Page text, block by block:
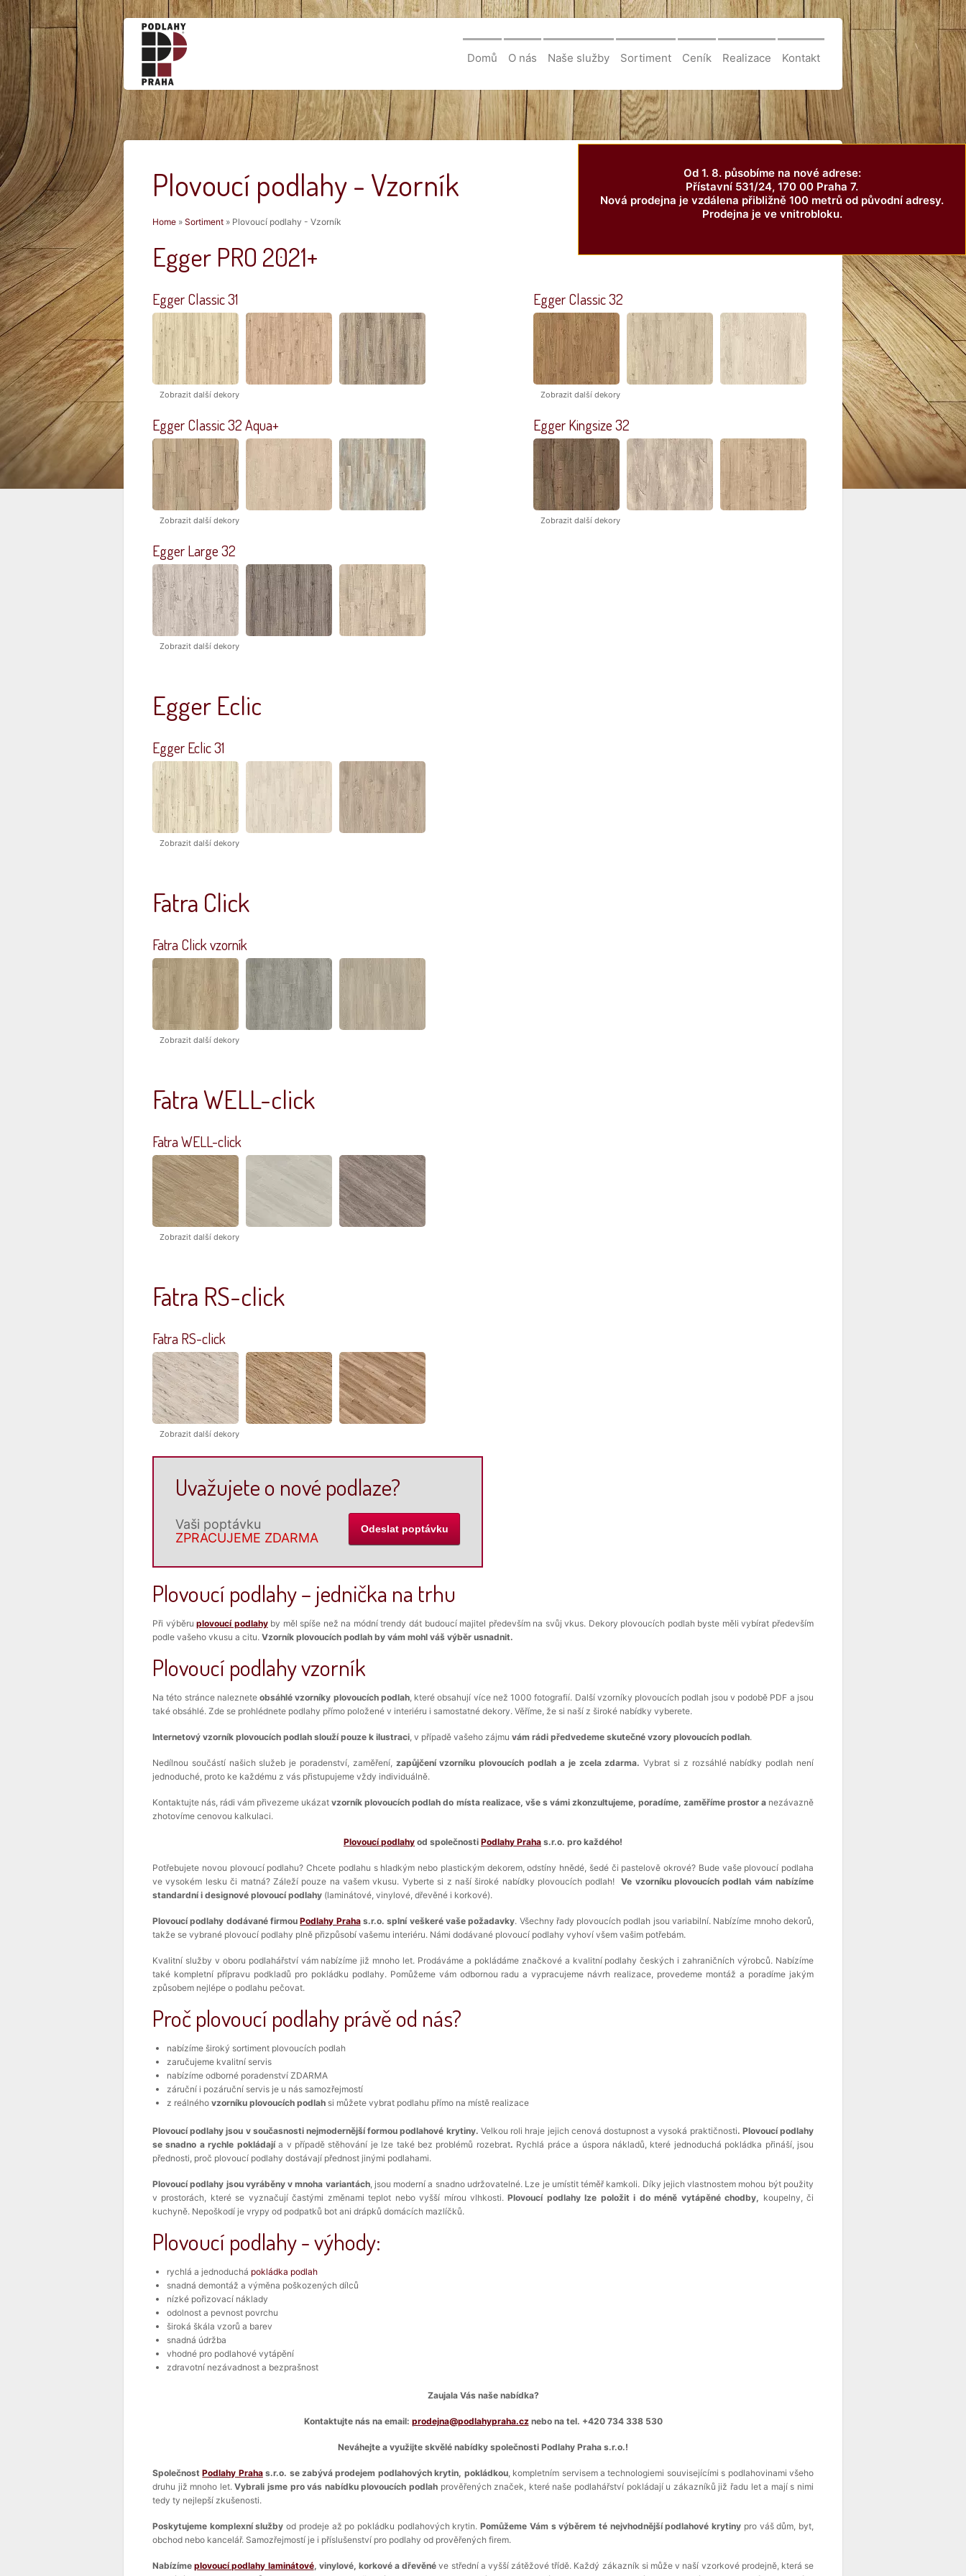
Domů O nás Naše služby Sortiment Ceník Realizace Kontakt
Od 1. 8. působíme na nové adrese:
Přístavní 531/24, 170 00 Praha 7.
Nová prodejna je vzdálena přibližně 100 metrů od původní adresy.
Prodejna je ve vnitrobloku.
Plovoucí podlahy - Vzorník
Jste zde
Home » Sortiment » Plovoucí podlahy - Vzorník
Egger PRO 2021+
Egger Classic 31
Zobrazit další dekory
Egger Classic 32
Zobrazit další dekory
Egger Classic 32 Aqua+
Zobrazit další dekory
Egger Kingsize 32
Zobrazit další dekory
Egger Large 32
Zobrazit další dekory
Egger Eclic
Egger Eclic 31
Zobrazit další dekory
Fatra Click
Fatra Click vzorník
Zobrazit další dekory
Fatra WELL-click
Fatra WELL-click
Zobrazit další dekory
Fatra RS-click
Fatra RS-click
Zobrazit další dekory
Uvažujete o nové podlaze?
Vaši poptávku
ZPRACUJEME ZDARMA
Plovoucí podlahy – jednička na trhu
Při výběruplovoucí podlahyby měl spíše než na módní trendy dát budoucí majitel především na svůj vkus. Dekory plovoucích podlah byste měli vybírat především
podle vašeho vkusu a citu. Vzorník plovoucích podlah by vám mohl váš výběr usnadnit.
Plovoucí podlahy vzorník
Na této stránce nalezneteobsáhlé vzorníky plovoucích podlah, které obsahují více než 1000 fotografií. Další vzorníky plovoucích podlah jsou v podobě PDF a jsou
také obsáhlé. Zde se prohlédnete podlahy přímo položené v interiéru i samostatné dekory. Věříme, že si naší z široké nabídky vyberete.
Internetový vzorník plovoucích podlah slouží pouze k ilustraci, v případě vašeho zájmu vám rádi předvedeme skutečné vzory plovoucích podlah.
Nedílnou součástí našich služeb je poradenství, zaměření,zapůjčení vzorníku plovoucích podlah a je zcela zdarma. Vybrat si z rozsáhlé nabídky podlah není
jednoduché, proto ke každému z vás přistupujeme vždy individuálně.
Kontaktujte nás, rádi vám přivezeme ukázatvzorník plovoucích podlah do místa realizace, vše s vámi zkonzultujeme, poradíme, zaměříme prostor a nezávazně
zhotovíme cenovou kalkulaci.
Plovoucí podlahy od společnosti Podlahy Praha s.r.o. pro každého!
Potřebujete novou plovoucí podlahu? Chcete podlahu s hladkým nebo plastickým dekorem, odstíny hnědé, šedé či pastelově okrové? Bude vaše plovoucí podlaha
ve vysokém lesku či matná? Záleží pouze na vašem vkusu. Vyberte si z naší široké nabídky plovoucích podlah!Ve vzorníku plovoucích podlah vám nabízíme
standardní i designové plovoucí podlahy (laminátové, vinylové, dřevěné i korkové).
Plovoucí podlahy dodávané firmouPodlahy Prahas.r.o. splní veškeré vaše požadavky. Všechny řady plovoucích podlah jsou variabilní. Nabízíme mnoho dekorů,
takže se vybrané plovoucí podlahy plně přizpůsobí vašemu interiéru. Námi dodávané plovoucí podlahy vyhoví všem vašim potřebám.
Kvalitní služby v oboru podlahářství vám nabízíme již mnoho let. Prodáváme a pokládáme značkové a kvalitní podlahy českých i zahraničních výrobců. Nabízíme
také kompletní přípravu podkladů pro pokládku podlahy. Pomůžeme vám odbornou radu a vypracujeme návrh realizace, provedeme montáž a poradíme jakým
způsobem nejlépe o podlahu pečovat.
Proč plovoucí podlahy právě od nás?
nabízíme široký sortiment plovoucích podlah
zaručujeme kvalitní servis
nabízíme odborné poradenství ZDARMA
záruční i pozáruční servis je u nás samozřejmostí
z reálného vzorníku plovoucích podlah si můžete vybrat podlahu přímo na místě realizace
Plovoucí podlahy jsou v současnosti nejmodernější formou podlahové krytiny. Velkou roli hraje jejich cenová dostupnost a vysoká praktičnosti. Plovoucí podlahy
se snadno a rychle pokládajía v případě stěhování je lze také bez problémů rozebrat. Rychlá práce a úspora nákladů, které jednoduchá pokládka přináší, jsou
přednosti, proč plovoucí podlahy dostávají přednost jinými podlahami.
Plovoucí podlahy jsou vyráběny v mnoha variantách, jsou moderní a snadno udržovatelné. Lze je umístit téměř kamkoli. Díky jejich vlastnostem mohou být použity
v prostorách, které se vyznačují častými změnami teplot nebo vyšší mírou vlhkosti.Plovoucí podlahy lze položit i do méně vytápěné chodby, koupelny, či
kuchyně. Nepoškodí je vrypy od podpatků bot ani drápků domácích mazlíčků.
Plovoucí podlahy - výhody:
rychlá a jednoduchá pokládka podlah
snadná demontáž a výměna poškozených dílců
nízké pořizovací náklady
odolnost a pevnost povrchu
široká škála vzorů a barev
snadná údržba
vhodné pro podlahové vytápění
zdravotní nezávadnost a bezprašnost
Zaujala Vás naše nabídka?
Kontaktujte nás na email: prodejna@podlahypraha.cznebo na tel. +420 734 338 530
Neváhejte a využijte skvělé nabídky společnosti Podlahy Praha s.r.o.!
SpolečnostPodlahy Prahas.r.o. se zabývá prodejem podlahových krytin, pokládkou, kompletním servisem a technologiemi souvisejícími s podlahovinami všeho
druhu již mnoho let.Vybrali jsme pro vás nabídku plovoucích podlah prověřených značek, které naše podlahářství pokládají u zákazníků již řadu let a mají s nimi
tedy ty nejlepší zkušenosti.
Poskytujeme komplexní služby od prodeje až po pokládku podlahových krytin.Pomůžeme Vám s výběrem té nejvhodnější podlahové krytiny pro váš dům, byt,
obchod nebo kancelář. Samozřejmostí je i příslušenství pro podlahy od prověřených firem.
Nabízímeplovoucí podlahy laminátové, vinylové, korkové a dřevěnéve střední a vyšší zátěžové třídě. Každý zákazník si může v naší vzorkové prodejně, která se